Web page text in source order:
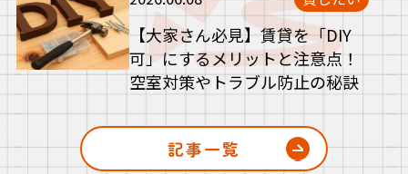
【大家さん必見】賃貸を「DIY
可」にするメリットと注意点！
空室対策やトラブル防止の秘訣
記事一覧